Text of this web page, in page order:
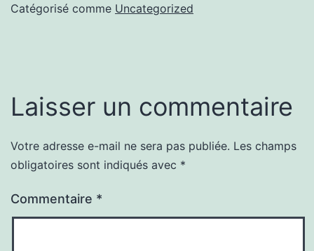
Catégorisé comme Uncategorized
Laisser un commentaire
Votre adresse e-mail ne sera pas publiée. Les champs
obligatoires sont indiqués avec *
Commentaire *